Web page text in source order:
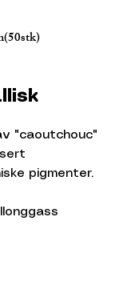
"caoutchouc"
pigmenter.